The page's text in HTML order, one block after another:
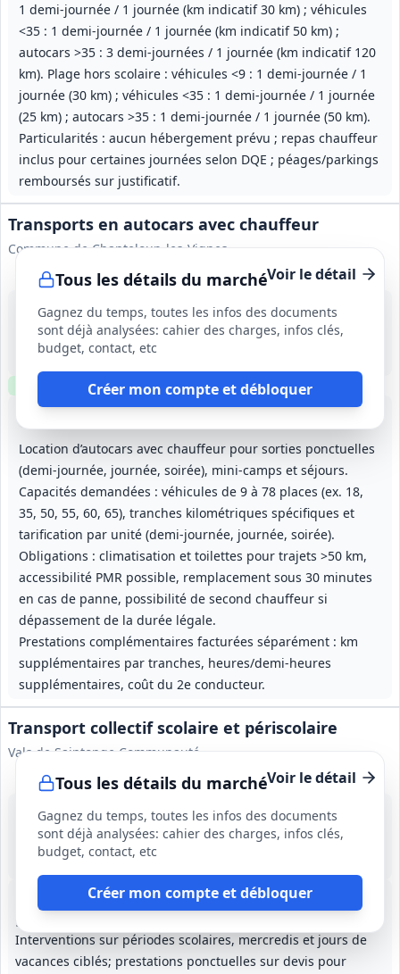
1 demi‑journée / 1 journée (km indicatif 30 km) ; véhicules
<35 : 1 demi‑journée / 1 journée (km indicatif 50 km) ;
autocars >35 : 3 demi‑journées / 1 journée (km indicatif 120
km). Plage hors scolaire : véhicules <9 : 1 demi‑journée / 1
journée (30 km) ; véhicules <35 : 1 demi‑journée / 1 journée
(25 km) ; autocars >35 : 1 demi‑journée / 1 journée (50 km).
Particularités : aucun hébergement prévu ; repas chauffeur
inclus pour certaines journées selon DQE ; péages/parkings
remboursés sur justificatif.
Tous les détails du marché
Gagnez du temps, toutes les infos des documents
sont déjà analysées: cahier des charges, infos clés,
budget, contact, etc
Créer mon compte et débloquer
Transports en autocars avec chauffeur
Commune de Chanteloup‑les‑Vignes
Voir le détail
Location d’autocars avec chauffeur pour sorties ponctuelles
(demi‑journée, journée, soirée), mini‑camps et séjours.
Capacités demandées : véhicules de 9 à 78 places (ex. 18,
35, 50, 55, 60, 65), tranches kilométriques spécifiques et
tarification par unité (demi‑journée, journée, soirée).
Obligations : climatisation et toilettes pour trajets >50 km,
accessibilité PMR possible, remplacement sous 30 minutes
en cas de panne, possibilité de second chauffeur si
dépassement de la durée légale.
Prestations complémentaires facturées séparément : km
supplémentaires par tranches, heures/demi‑heures
supplémentaires, coût du 2e conducteur.
4 sept. 2026
Chanteloup‑les‑Vignes (78)
1 an, renouvelable 1 fois (durée maximale 2 ans)
Clause environnementale
Tous les détails du marché
Gagnez du temps, toutes les infos des documents
sont déjà analysées: cahier des charges, infos clés,
budget, contact, etc
Créer mon compte et débloquer
Transport collectif scolaire et périscolaire
Vals de Saintonge Communauté
Voir le détail
Transport aller-retour d'élèves et d'enfants vers piscines,
Interventions sur périodes scolaires, mercredis et jours de
vacances ciblés; prestations ponctuelles sur devis pour
31 août 2026
Saint-Jean-d'Angély (17)
Durée fixée par le CCAP, reconduction possible